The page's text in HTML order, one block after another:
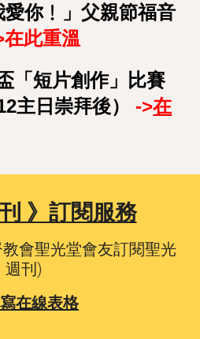
你﹗」父親節福音
在此重溫
「短片創作」比賽
主日崇拜後） ->在
》訂閱服務
會聖光堂會友訂閱聖光
週刊)
在線表格